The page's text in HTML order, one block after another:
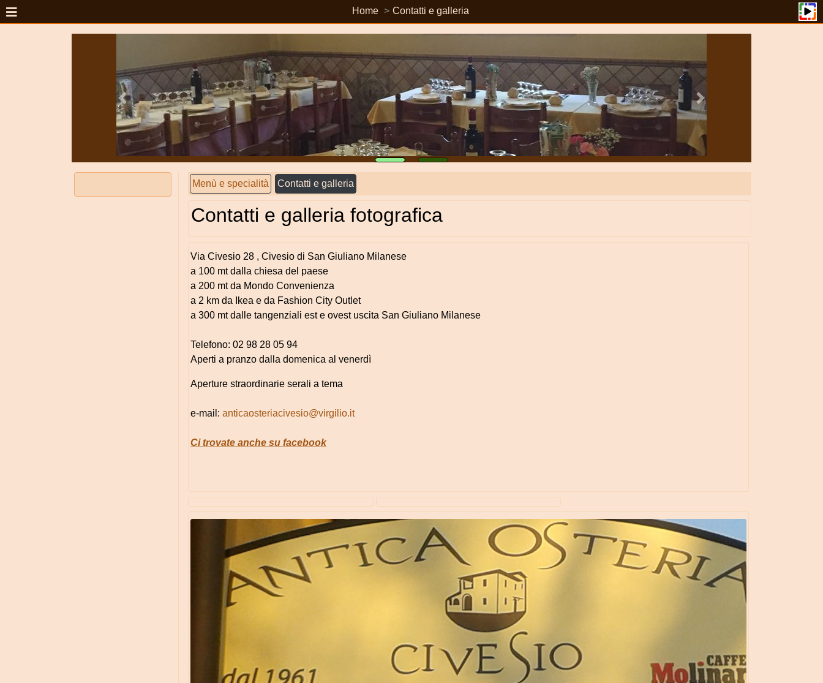
Home Contatti e galleria
Menù e specialità Contatti e galleria
Contatti e galleria fotografica
Via Civesio 28 , Civesio di San Giuliano Milanese
a 100 mt dalla chiesa del paese
a 200 mt da Mondo Convenienza
a 2 km da Ikea e da Fashion City Outlet
a 300 mt dalle tangenziali est e ovest uscita San Giuliano Milanese
Telefono: 02 98 28 05 94
Aperti a pranzo dalla domenica al venerdì
Aperture straordinarie serali a tema
e-mail: anticaosteriacivesio@virgilio.it
Ci trovate anche su facebook